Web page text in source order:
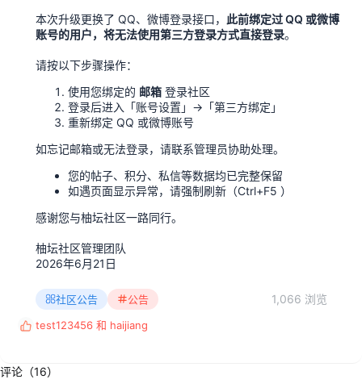
本次升级更换了 QQ、微博登录接口， 此前绑定过 QQ 或微博
账号的用户，将无法使用第三方登录方式直接登录。
请按以下步骤操作：
使用您绑定的 邮箱 登录社区
登录后进入「账号设置」→「第三方绑定」
重新绑定 QQ 或微博账号
如忘记邮箱或无法登录，请联系管理员协助处理。
您的帖子、积分、私信等数据均已完整保留
如遇页面显示异常，请强制刷新（Ctrl+F5 ）
感谢您与柚坛社区一路同行。
柚坛社区管理团队
2026年6月21日
社区公告 公告 1,066 浏览
反 test123456 和 haijiang
评论（16）